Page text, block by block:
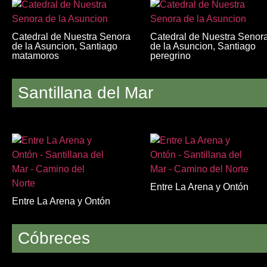
Catedral de Nuestra Senora
de la Asuncion, Santiago
matamoros
Catedral de Nuestra
de la Asuncion, Santiago
peregrino
Santillana del Mar
Entre La Arena y Ontón
Entre La Arena y Ontón
Cóbreces